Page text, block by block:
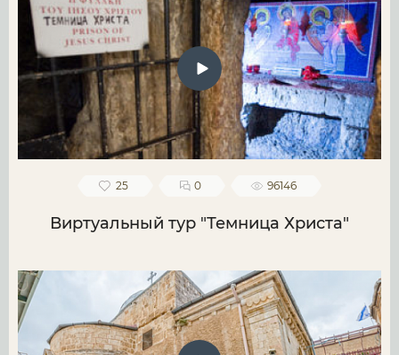
25 0 96146
Виртуальный тур "Темница Христа"